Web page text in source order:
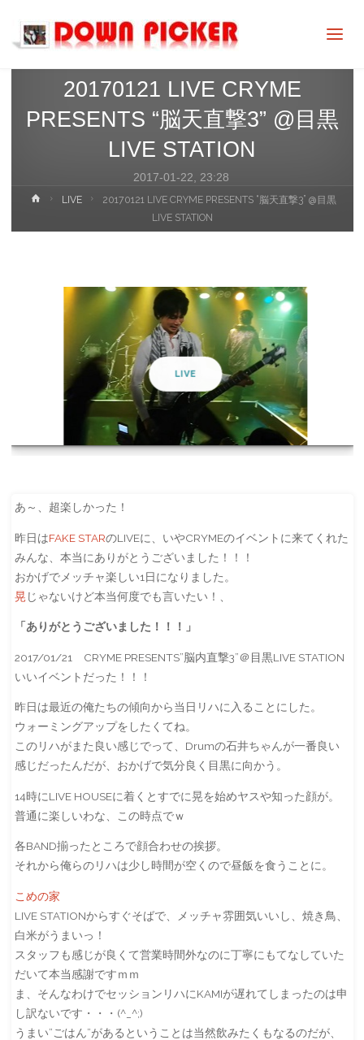
20170121 LIVE CRYME
PRESENTS “脳天直撃3” @目黒
LIVE STATION
2017-01-22, 23:28
LIVE MUSIC
ホ
ム
LIVE
20170121 LIVE CRYME PRESENTS “脳天直撃3” @目黒
LIVE STATION
LIVE
あ～、超楽しかった！
昨日はFAKE STARのLIVEに、いやCRYMEのイベントに来てくれた
みんな、本当にありがとうございました！！！
おかげでメッチャ楽しい1日になりました。
晃 じゃないけど本当何度でも言いたい！、
「ありがとうございました！！！」
2017/01/21 CRYME PRESENTS”脳内直撃3”＠目黒LIVE STATION
いいイベントだった！！！
昨日は最近の俺たちの傾向から当日リハに入ることにした。
ウォーミングアップをしたくてね。
このリハがまた良い感じでって、Drumの石井ちゃんが一番良い
感じだったんだが、おかげで気分良く目黒に向かう。
14時にLIVE HOUSEに着くとすでに晃を始めヤスや知った顔が。
普通に楽しいわな、この時点でｗ
各BAND揃ったところで顔合わせの挨拶。
それから俺らのリハは少し時間が空くので昼飯を食うことに。
こめの家
LIVE STATIONからすぐそばで、メッチャ雰囲気いいし、焼き鳥、
白米がうまいっ！
スタッフも感じが良くて営業時間外なのに丁寧にもてなしていた
だいて本当感謝ですｍｍ
ま、そんなわけでセッションリハにKAMIが遅れてしまったのは申
し訳ないです・・・(^_^;)
うまい”ごはん”があるということは当然飲みたくもなるのだが、